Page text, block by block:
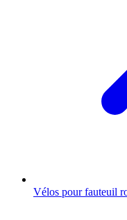
Vélos pour fauteuil